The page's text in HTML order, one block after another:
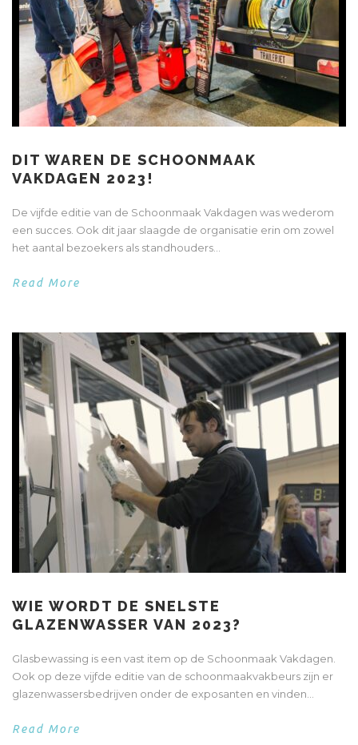
DIT WAREN DE SCHOONMAAK
VAKDAGEN 2023!
De vijfde editie van de Schoonmaak Vakdagen was wederom
een succes. Ook dit jaar slaagde de organisatie erin om zowel
het aantal bezoekers als standhouders...
Read More
WIE WORDT DE SNELSTE
GLAZENWASSER VAN 2023?
Glasbewassing is een vast item op de Schoonmaak Vakdagen.
Ook op deze vijfde editie van de schoonmaakvakbeurs zijn er
glazenwassersbedrijven onder de exposanten en vinden...
Read More